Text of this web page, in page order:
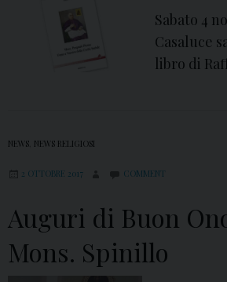
Sabato 4
Casaluce
libro di
NEWS NEWS RELIGIOSI
2 OTTOBRE 2017 COMMENT
Auguri di Buon
Mons. Spinillo